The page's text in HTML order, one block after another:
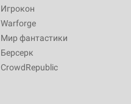
Игрокон
Warforge
Мир фантастики
Берсерк
CrowdRepublic